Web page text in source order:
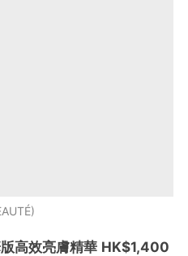
高效亮膚精華 HK$1,400